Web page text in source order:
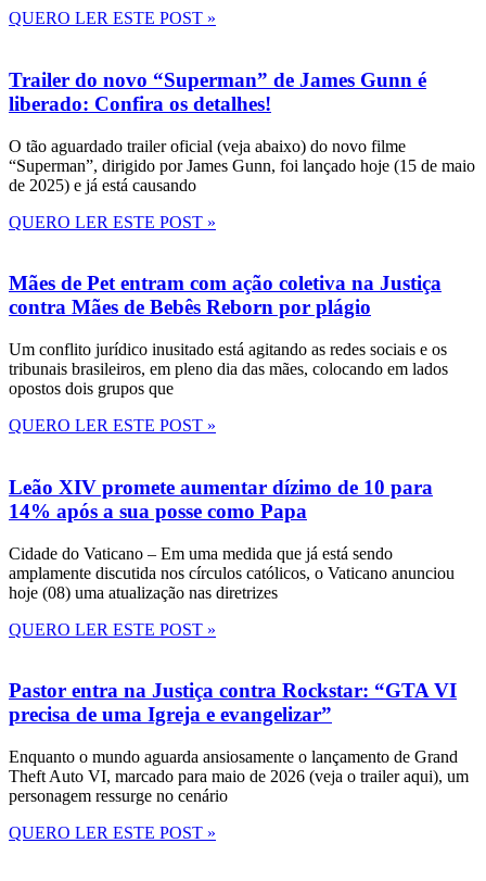
QUERO LER ESTE POST »
Trailer do novo “Superman” de James Gunn é
liberado: Confira os detalhes!
O tão aguardado trailer oficial (veja abaixo) do novo filme
“Superman”, dirigido por James Gunn, foi lançado hoje (15 de maio
de 2025) e já está causando
QUERO LER ESTE POST »
Mães de Pet entram com ação coletiva na Justiça
contra Mães de Bebês Reborn por plágio
Um conflito jurídico inusitado está agitando as redes sociais e os
tribunais brasileiros, em pleno dia das mães, colocando em lados
opostos dois grupos que
QUERO LER ESTE POST »
Leão XIV promete aumentar dízimo de 10 para
14% após a sua posse como Papa
Cidade do Vaticano – Em uma medida que já está sendo
amplamente discutida nos círculos católicos, o Vaticano anunciou
hoje (08) uma atualização nas diretrizes
QUERO LER ESTE POST »
Pastor entra na Justiça contra Rockstar: “GTA VI
precisa de uma Igreja e evangelizar”
Enquanto o mundo aguarda ansiosamente o lançamento de Grand
Theft Auto VI, marcado para maio de 2026 (veja o trailer aqui), um
personagem ressurge no cenário
QUERO LER ESTE POST »